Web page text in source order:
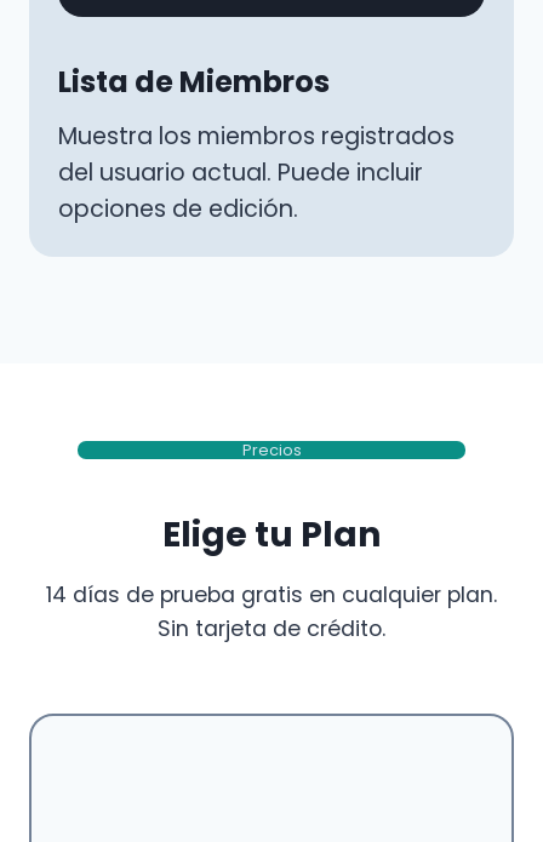
Lista de Miembros
Muestra los miembros registrados
del usuario actual. Puede incluir
opciones de edición.
Precios
Elige tu Plan
14 días de prueba gratis en cualquier plan.
Sin tarjeta de crédito.